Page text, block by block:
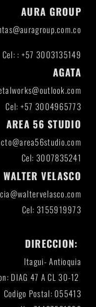
AURA GROUP
Cel: : +57 3003135149
AGATA
Cel: +57 3004965773
AREA 56 STUDIO
Cel: 3007835241
WALTER VELASCO
Cel: 3155919973
DIRECCION:
Itagui- Antioquia
DIAG 47 A CL 30-12
Codigo Postal: 055413